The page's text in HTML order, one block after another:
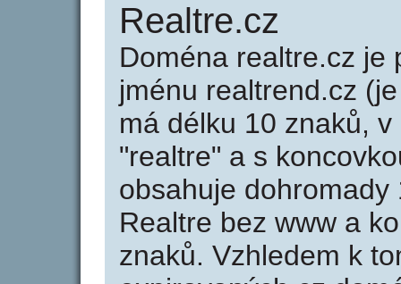
Realtre.cz
Doména realtre.cz je
jménu realtrend.cz
má délku 10 znaků,
"realtre" a s
obsahuje
Realtre bez www a
znaků. Vzhledem k